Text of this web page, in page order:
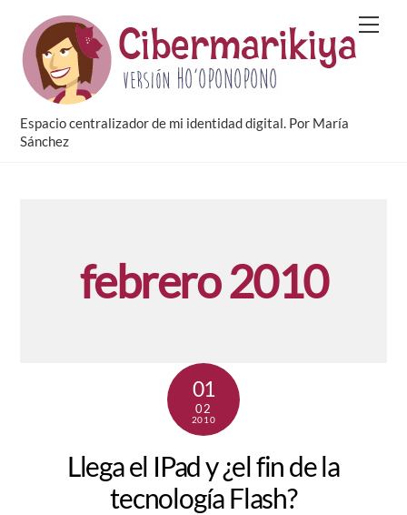
content
Espacio centralizador de mi identidad digital. Por María
Sánchez
febrero 2010
01
02
2010
Llega el IPad y ¿el fin de la
tecnología Flash?